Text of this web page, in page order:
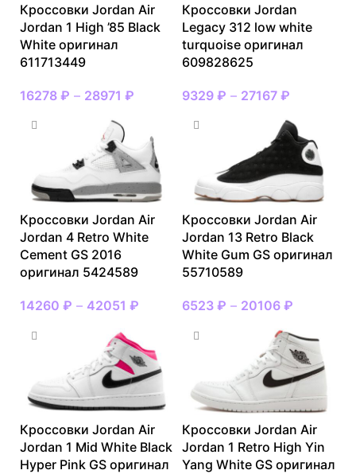
Кроссовки Jordan Air
Jordan 1 High ’85 Black
White оригинал
611713449
16278 ₽ – 28971 ₽
Кроссовки Jordan
Legacy 312 low white
turquoise оригинал
609828625
9329 ₽ – 27167 ₽
Кроссовки Jordan Air
Jordan 4 Retro White
Cement GS 2016
оригинал 5424589
14260 ₽ – 42051 ₽
Кроссовки Jordan Air
Jordan 13 Retro Black
White Gum GS оригинал
55710589
6523 ₽ – 20106 ₽
Кроссовки Jordan Air
Jordan 1 Mid White Black
Hyper Pink GS оригинал
Кроссовки Jordan Air
Jordan 1 Retro High Yin
Yang White GS оригинал